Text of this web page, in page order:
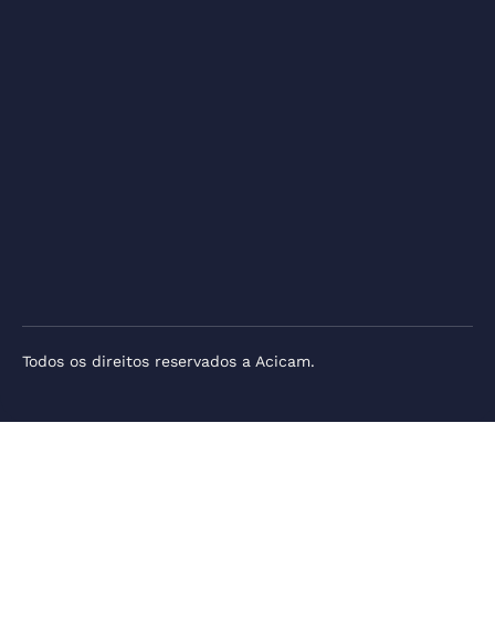
Todos os direitos reservados a Acicam.